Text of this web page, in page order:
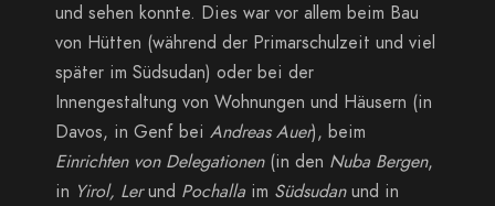
und sehen konnte. Dies war vor allem beim Bau
von Hütten (während der Primarschulzeit und viel
später im Südsudan) oder bei der
Innengestaltung von Wohnungen und Häusern (in
Davos, in Genf bei Andreas Auer), beim
Einrichten von Delegationen(in den Nuba Bergen,
in Yirol, Lerund Pochalla im Südsudanund in